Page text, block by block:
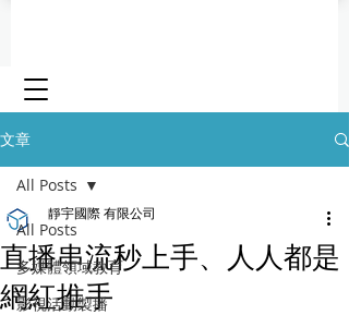
文章
All Posts
多媒體領域教育
影視活動製播
All Posts
直播串流秒上手、人人都是
網紅推手
靜宇國際 有限公司